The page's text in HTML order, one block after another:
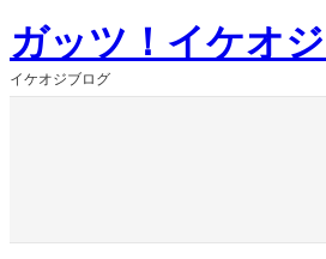
容
を
ス
ガッツ！イケオ
イケオジブログ